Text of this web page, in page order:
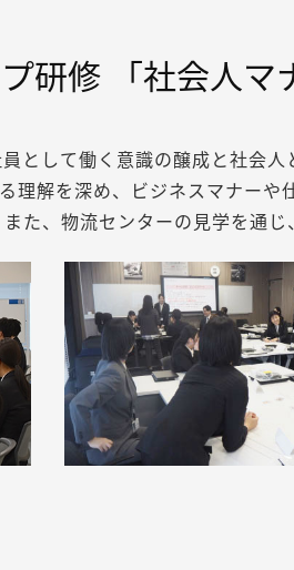
研修 「社会人
として働く意識の醸成と社会人
理解を深め、ビジネスマナーや
また、物流センターの見学を通じ